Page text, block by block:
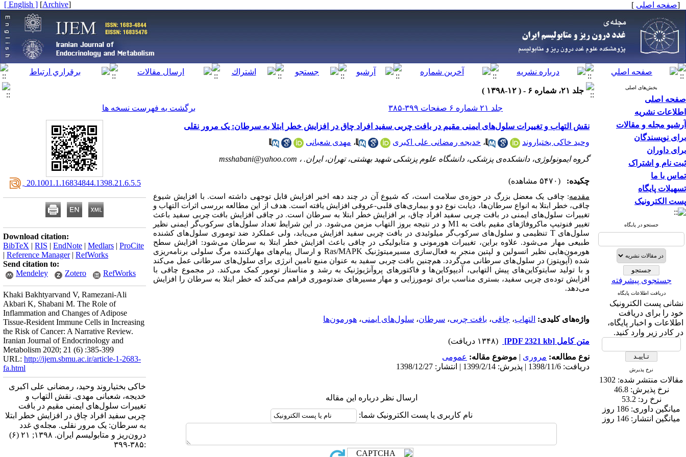
[صفحه اصلی ]
[
Archive
]
[ English ]
بخش‌های اصلی
صفحه اصلی
اطلاعات نشریه
آرشیو مجله و مقالات
برای نویسندگان
برای داوران
ثبت نام و اشتراک
تماس با ما
تسهیلات پایگاه
پست الکترونیک
جستجو در پایگاه
جستجوی پیشرفته
دریافت اطلاعات پایگاه
نشانی پست الکترونیک
خود را برای دریافت
اطلاعات و اخبار پایگاه،
در کادر زیر وارد کنید.
نرخ پذیرش
مقالات منتشر شده: 1302
نرخ پذیرش:46.8
نرخ رد: 53.2
میانگین داوری: 186 روز
میانگین انتشار: 146 روز
جلد ۲۱، شماره ۶ - ( ۱۲-۱۳۹۸ )
جلد ۲۱ شماره ۶ صفحات ۳۹۹-۳۸۵
برگشت به فهرست نسخه ها
نقش التهاب و تغییرات سلول‌های ایمنی مقیم در بافت چربی سفید افراد چاق در افزایش خطر ابتلا به سرطان: یک مرور نقلی
وحید خاکی بختیاروند
، خدیجه رمضانی علی اکبری ، مهدی شعبانی
گروه ایمونولوژی، دانشکده‌ی پزشکی، دانشگاه علوم پزشکی شهید بهشتی، تهران، ایران. ، msshabani@yahoo.com
چکیده: (۵۴۷۰ مشاهده)
مقدمه: چاقی یک معضل بزرگ در حوزه‌ی سلامت است، که شیوع آن در چند دهه اخیر افزایش قابل توجهی داشته است. با افزایش شیوع
چاقی، خطر ابتلا به انواع سرطان‌ها، دیابت نوع دو و بیماری‌های قلبی-عروقی افزایش یافته است. هدف از این مطالعه بررسی اثرات التهاب و
تغییرات سلول‌های ایمنی در بافت چربی سفید افراد چاق، بر افزایش خطر ابتلا به سرطان است. در چاقی افزایش بافت چربی سفید باعث
تغییر فنوتیپ ماکروفاژهای مقیم بافت به M1 و در نتیجه بروز التهاب مزمن می‌شود. در این شرایط تعداد سلول‌های سرکوب‌گر ایمنی نظیر
سلول‌هایT تنظیمی و سلول‌های سرکوب‌گر میلوئیدی در بافت چربی سفید افزایش می‌یابد، ولی عملکرد ضد توموری سلول‌های کشنده
طبیعی مهار می‌شود. علاوه‌ براین، تغییرات هورمونی و متابولیکی در چاقی باعث افزایش خطر ابتلا به سرطان می‌شود: افزایش سطح
هورمون‌هایی نظیر انسولین و لپتین منجر به فعال‌سازی مسیرمیتوژنیک Ras/MAPK و ارسال پیام‌های مهارکننده مرگ سلولی برنامه‌ریزی
شده (آپوپتوز) در سلول‌های سرطانی می‌گردد. هم‌چنین بافت چربی سفید به عنوان منبع تامین انرژی برای سلول‌های سرطانی عمل میکند
و با تولید سایتوکاین‌های پیش التهابی، آدیپوکاینها و فاکتورهای پروآنژیوژنیک به رشد و متاستاز تومور کمک میکند. در مجموع چاقی با
افزایش توده‌ی چربی سفید، بستری مناسب برای تومورزایی و مهار مسیرهای ضدتوموری فراهم میکند که خطر ابتلا به سرطان را افزایش
میدهد.
واژه‌های کلیدی: التهاب، چاقی، بافت چربی، سرطان، سلول‌های ایمنی، هورمون‌ها
متن کامل [PDF 2321 kb]
(۱۳۴۸ دریافت)
نوع مطالعه: مروری | موضوع مقاله: عمومى
دریافت: 1398/11/6 | پذیرش: 1399/2/14 | انتشار: 1398/12/27
ارسال نظر درباره این مقاله
نام کاربری یا پست الکترونیک شما:
‎ 20.1001.1.16834844.1398.21.6.5.5
Download citation:
BibTeX | RIS | EndNote | Medlars | ProCite
| Reference Manager| RefWorks
Send citation to:
Mendeley
Zotero RefWorks
Khaki Bakhtyarvand V, Ramezani-Ali
Akbari K, Shabani M. The Role of
Inflammation and Changes of Adipose
Tissue-Resident Immune Cells in Increasing
the Risk of Cancer: A Narrative Review.
Iranian Journal of Endocrinology and
Metabolism 2020; 21 (6) :385-399
URL: http://ijem.sbmu.ac.ir/article-1-2683-
fa.html
خاکی بختیاروند وحید، رمضانی علی اکبری
خدیجه، شعبانی مهدی. نقش التهاب و
تغییرات سلول‌های ایمنی مقیم در بافت
چربی سفید افراد چاق در افزایش خطر ابتلا
به سرطان: یک مرور نقلی. مجله‌ي غدد
درون‌ريز و متابوليسم ايران. ۱۳۹۸; ۲۱ (۶)
:۳۸۵-۳۹۹